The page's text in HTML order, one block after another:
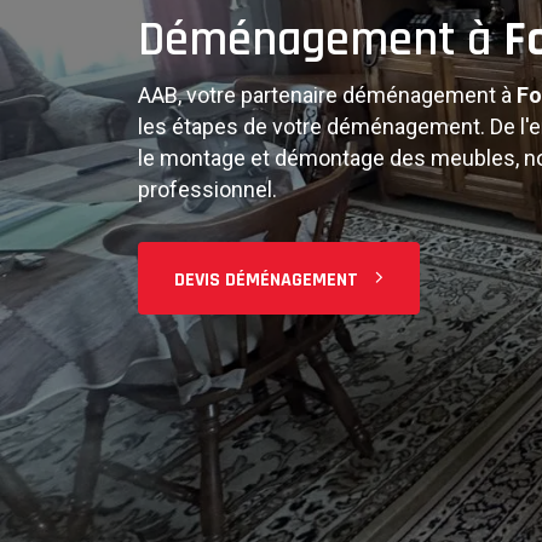
Déménagement à
AAB, votre partenaire déménagement à
les étapes de votre déménagement. De
le montage et démontage des meubles,
professionnel.
DEVIS DÉMÉNAGEMENT
Du studio à la maison familiale, nous
Équipe professionnelle, matériel adapté
déménagement sans stress àForestet
PLANIFIER MON DÉMÉNAGEMENT